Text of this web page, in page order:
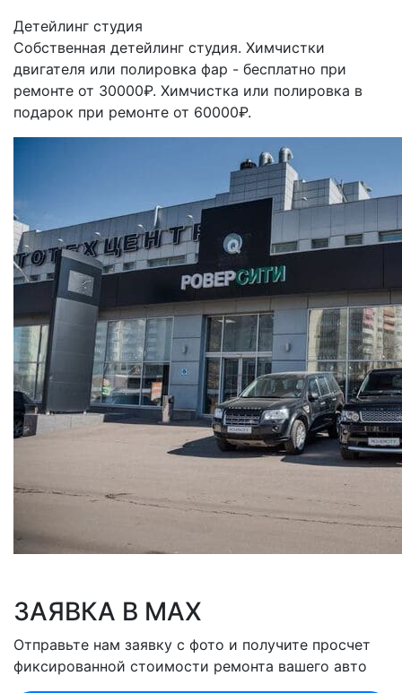
Детейлинг студия
Собственная детейлинг студия. Химчистки
двигателя или полировка фар - бесплатно при
ремонте от 30000₽. Химчистка или полировка в
подарок при ремонте от 60000₽.
ЗАЯВКА В MAX
Отправьте нам заявку с фото и получите просчет
фиксированной стоимости ремонта вашего авто